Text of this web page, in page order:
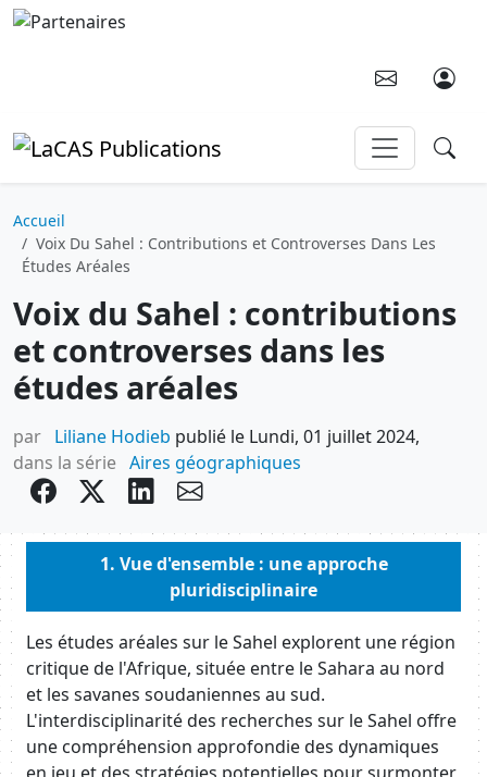
Aller au contenu principal
Accueil
Voix Du Sahel : Contributions et Controverses Dans Les
Études Aréales
Voix du Sahel : contributions
et controverses dans les
études aréales
par Liliane Hodieb publié le Lundi, 01 juillet 2024,
dans la série Aires géographiques
facebook
twitterPartager sur LinkedIn
envelope
1. Vue d'ensemble : une approche
pluridisciplinaire
Body
Les études aréales sur le Sahel explorent une région
critique de l'Afrique, située entre le Sahara au nord
et les savanes soudaniennes au sud.
L'interdisciplinarité des recherches sur le Sahel offre
une compréhension approfondie des dynamiques